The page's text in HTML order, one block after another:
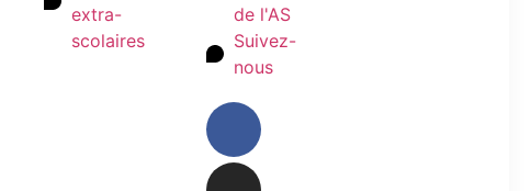
extra-
scolaires
de l'AS
Suivez-
nous